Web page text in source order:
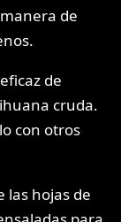
de
de
cruda.
con otros
las hojas de